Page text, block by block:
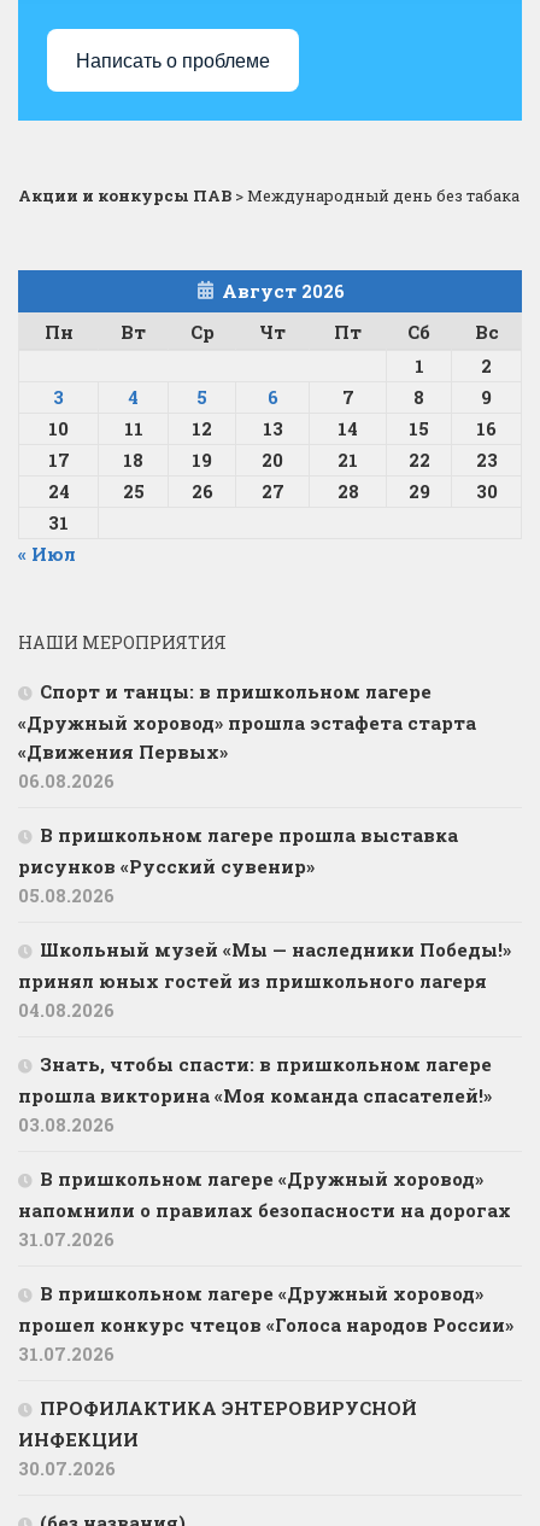
Написать о проблеме
Акции и конкурсы ПАВ >Международный день без табака
Август 2026
Пн
Вт Ср Чт Пт Сб
Вс
1
2
3
4 5 6 7 8
9
10
11 12 13 14 15
16
17
18 19 20 21 22
23
24
25 26 27 28 29
30
31
« Июл
НАШИ МЕРОПРИЯТИЯ
Спорт и танцы: в пришкольном лагере
«Дружный хоровод» прошла эстафета старта
«Движения Первых»
06.08.2026
В пришкольном лагере прошла выставка
рисунков «Русский сувенир»
05.08.2026
Школьный музей «Мы — наследники Победы!»
принял юных гостей из пришкольного лагеря
04.08.2026
Знать, чтобы спасти: в пришкольном лагере
прошла викторина «Моя команда спасателей!»
03.08.2026
В пришкольном лагере «Дружный хоровод»
напомнили о правилах безопасности на дорогах
31.07.2026
В пришкольном лагере «Дружный хоровод»
прошел конкурс чтецов «Голоса народов России»
31.07.2026
ПРОФИЛАКТИКА ЭНТЕРОВИРУСНОЙ
ИНФЕКЦИИ
30.07.2026